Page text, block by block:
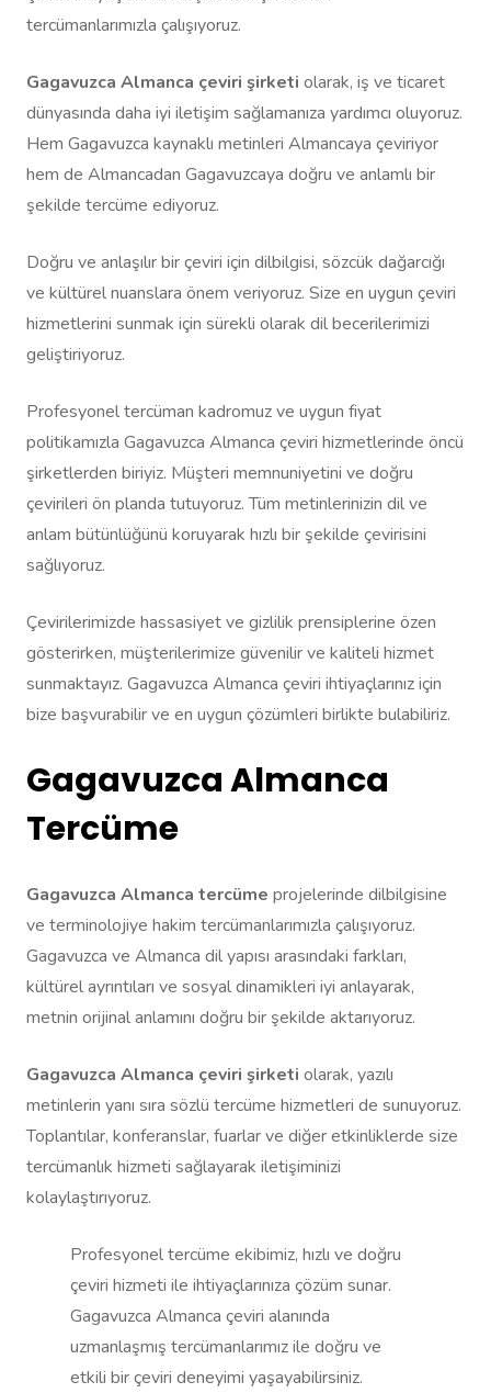
tercümanlarımızla çalışıyoruz.
Gagavuzca Almanca çeviri şirketi olarak, iş ve ticaret
dünyasında daha iyi iletişim sağlamanıza yardımcı oluyoruz.
Hem Gagavuzca kaynaklı metinleri Almancaya çeviriyor
hem de Almancadan Gagavuzcaya doğru ve anlamlı bir
şekilde tercüme ediyoruz.
Doğru ve anlaşılır bir çeviri için dilbilgisi, sözcük dağarcığı
ve kültürel nuanslara önem veriyoruz. Size en uygun çeviri
hizmetlerini sunmak için sürekli olarak dil becerilerimizi
geliştiriyoruz.
Profesyonel tercüman kadromuz ve uygun fiyat
politikamızla Gagavuzca Almanca çeviri hizmetlerinde öncü
şirketlerden biriyiz. Müşteri memnuniyetini ve doğru
çevirileri ön planda tutuyoruz. Tüm metinlerinizin dil ve
anlam bütünlüğünü koruyarak hızlı bir şekilde çevirisini
sağlıyoruz.
Çevirilerimizde hassasiyet ve gizlilik prensiplerine özen
gösterirken, müşterilerimize güvenilir ve kaliteli hizmet
sunmaktayız. Gagavuzca Almanca çeviri ihtiyaçlarınız için
bize başvurabilir ve en uygun çözümleri birlikte bulabiliriz.
Gagavuzca Almanca
Tercüme
Gagavuzca Almanca tercüme projelerinde dilbilgisine
ve terminolojiye hakim tercümanlarımızla çalışıyoruz.
Gagavuzca ve Almanca dil yapısı arasındaki farkları,
kültürel ayrıntıları ve sosyal dinamikleri iyi anlayarak,
metnin orijinal anlamını doğru bir şekilde aktarıyoruz.
Gagavuzca Almanca çeviri şirketi olarak, yazılı
metinlerin yanı sıra sözlü tercüme hizmetleri de sunuyoruz.
Toplantılar, konferanslar, fuarlar ve diğer etkinliklerde size
tercümanlık hizmeti sağlayarak iletişiminizi
kolaylaştırıyoruz.
Profesyonel tercüme ekibimiz, hızlı ve doğru
çeviri hizmeti ile ihtiyaçlarınıza çözüm sunar.
Gagavuzca Almanca çeviri alanında
uzmanlaşmış tercümanlarımız ile doğru ve
etkili bir çeviri deneyimi yaşayabilirsiniz.